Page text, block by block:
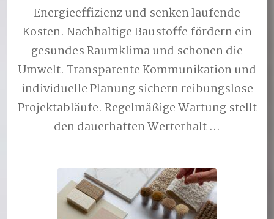
Energieeffizienz und senken laufende
Kosten. Nachhaltige Baustoffe fördern ein
gesundes Raumklima und schonen die
Umwelt. Transparente Kommunikation und
individuelle Planung sichern reibungslose
Projektabläufe. Regelmäßige Wartung stellt
den dauerhaften Werterhalt …